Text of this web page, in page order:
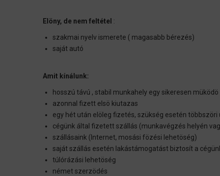
Elöny, de nem feltétel :
szakmai nyelv ismerete ( magasabb bérezés)
saját autó
Amit kínálunk:
hosszú távú , stabil munkahely egy sikeresen müködö
azonnal fizett elsö kiutazas
egy hét után elöleg fizetés, szükség esetén többszöri
cégünk által fizetett szállás (munkavégzés helyén
szállásaink (Internet, mosási fözési lehetöség)
saját szállás esetén lakástámogatást biztosít a
túlórázási lehetöség
német szerzödés